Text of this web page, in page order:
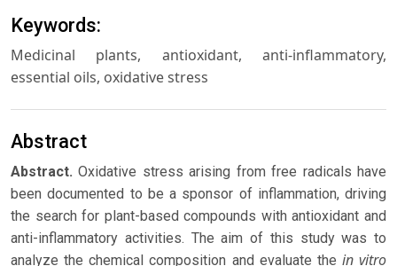
Keywords:
Medicinal plants, antioxidant, anti-inflammatory,
essential oils, oxidative stress
Abstract
Abstract.Oxidative stress arising from free radicals have
been documented to be a sponsor of inflammation, driving
the search for plant-based compounds with antioxidant and
anti-inflammatory activities. The aim of this study was to
analyze the chemical composition and evaluate the in vitro